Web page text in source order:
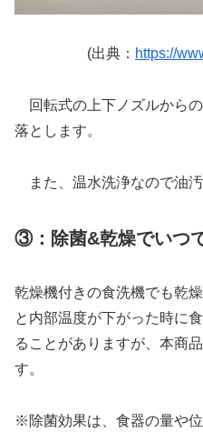
(出典： https://
回転式の上下ノズルから
落とします。
また、温水洗浄なので油汚
③：除菌&乾燥でいつ
乾燥機付きの食洗機でも乾
と内部温度が下がった時に
ることがありますが、本商
す。
※除菌効果は、食器の量や